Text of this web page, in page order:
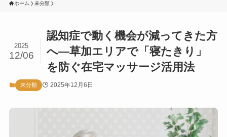
ホーム 未分類
認知症で動く機会が減ってきた方
へ―草加エリアで「寝たきり」
を防ぐ在宅マッサージ活用法
2025
12/06
未分類 2025年12月6日